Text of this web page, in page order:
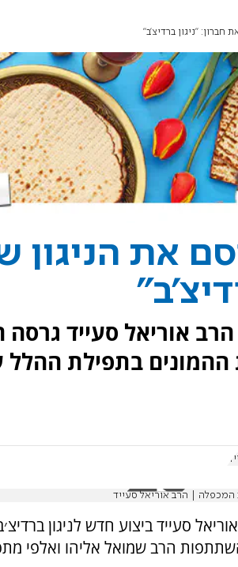
"ניגון ברדיצ'ב"
את הניגון
אוריאל סעייד גרסה
בתפילת
המכפלה | הרב אוריאל סעייד
סעייד ביצוע חדש לניגון
הרב שמואל אליהו ואלפי